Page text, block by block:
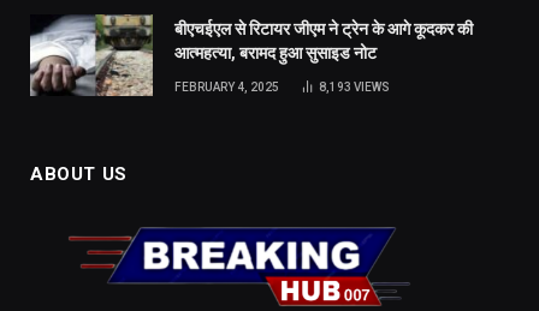
बीएचईएल से रिटायर जीएम ने ट्रेन के आगे कूदकर की
आत्महत्या, बरामद हुआ सुसाइड नोट
FEBRUARY 4, 2025 8,193 VIEWS
ABOUT US